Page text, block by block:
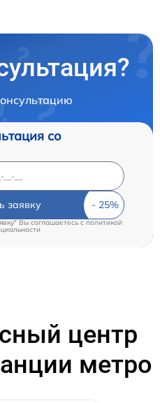
со
заявку
Вы соглашаетесь cполитикой
центр
метро